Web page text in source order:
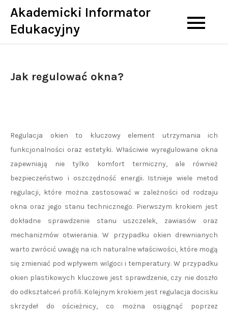
Skip
content
Akademicki Informator
Edukacyjny
Jak regulować okna?
Regulacja okien to kluczowy element utrzymania ich
funkcjonalności oraz estetyki. Właściwie wyregulowane okna
zapewniają nie tylko komfort termiczny, ale również
bezpieczeństwo i oszczędność energii. Istnieje wiele metod
regulacji, które można zastosować w zależności od rodzaju
okna oraz jego stanu technicznego. Pierwszym krokiem jest
dokładne sprawdzenie stanu uszczelek, zawiasów oraz
mechanizmów otwierania. W przypadku okien drewnianych
warto zwrócić uwagę na ich naturalne właściwości, które mogą
się zmieniać pod wpływem wilgoci i temperatury. W przypadku
okien plastikowych kluczowe jest sprawdzenie, czy nie doszło
do odkształceń profili. Kolejnym krokiem jest regulacja docisku
skrzydeł do ościeżnicy, co można osiągnąć poprzez